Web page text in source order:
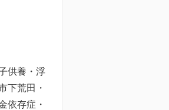
供養・浮
下荒田・
依存症・